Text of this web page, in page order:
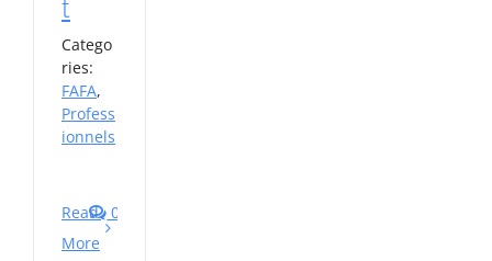
t
Catego
ries:
FAFA,
Profess
ionnels
Read
More
0